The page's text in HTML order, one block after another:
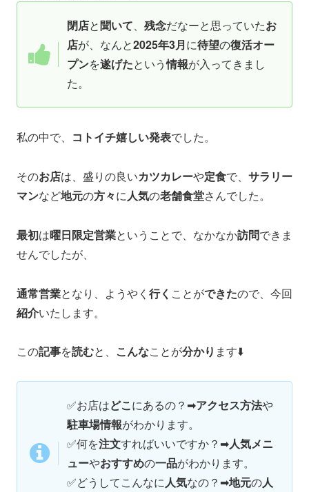
閉店と聞いて、 残念だなーと思っていたお
店が、なんと2025年3月に待望の復活オー
プンを遂げたという情報が入ってきまし
た。
私の中で、 コトイチ嬉しい発表でした。
そのお店は、盛りの良いカツカレーや定食で、 サラリー
マンなど地元の方々に人気の老舗食堂さんでした。
最初は曜日限定営業ということで、なかなか訪問できま
せんでしたが、
通常営業となり、ようやく 行く ことができたので、今回
紹介いたします。
この記事を読むと、 こんなことが分かり ます⬇️
✅お店はどこにあるの？➡アクセス方法や
駐車場情報がわかります。
✅何を注文すればいいですか？➡人気メニ
ューやおすすめの一品がわかります。
✅どうしてこんなに人気なの？➡地元の人